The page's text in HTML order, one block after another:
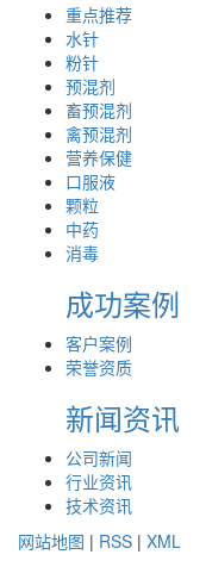
重点推荐
水针
粉针
预混剂
畜预混剂
禽预混剂
营养保健
口服液
颗粒
中药
消毒
成功案例
客户案例
荣誉资质
新闻资讯
公司新闻
行业资讯
技术资讯
网站地图 | RSS | XML